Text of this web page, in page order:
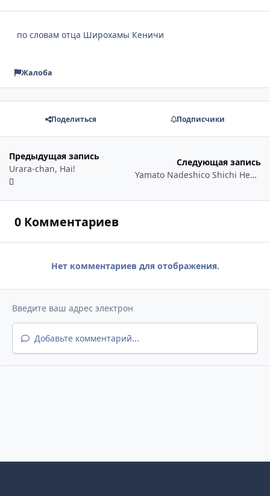
по словам отца Широхамы Кеничи
Жалоба
Поделиться Подписчики
Предыдущая запись
Urara-chan, Hai!
Следующая запись
Yamato Nadeshico Shichi Henge - так, как надо!
0 Комментариев
Нет комментариев для отображения.
Добавьте комментарий...